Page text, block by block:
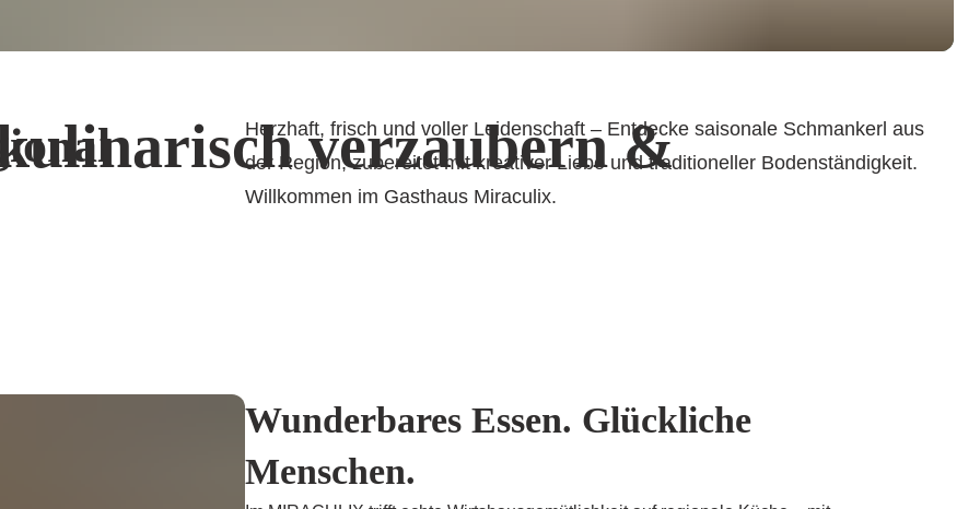
verzaubern &
Herzhaft, frisch und voller Leidenschaft – Entdecke saisonale Schmankerl aus
der Region, zubereitet mit kreativer Liebe und traditioneller Bodenständigkeit.
Willkommen im Gasthaus Miraculix.
Wunderbares Essen. Glückliche
Menschen.